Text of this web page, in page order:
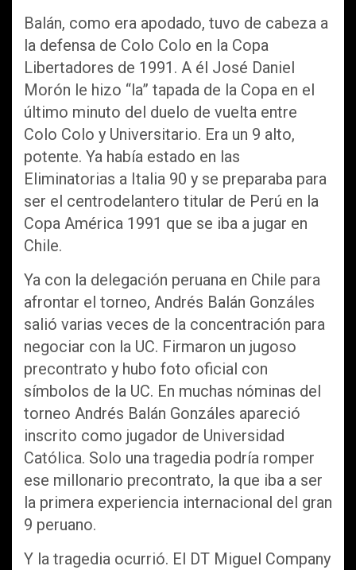
Balán, como era apodado, tuvo de cabeza a
la defensa de Colo Colo en la Copa
Libertadores de 1991. A él José Daniel
Morón le hizo “la” tapada de la Copa en el
último minuto del duelo de vuelta entre
Colo Colo y Universitario. Era un 9 alto,
potente. Ya había estado en las
Eliminatorias a Italia 90 y se preparaba para
ser el centrodelantero titular de Perú en la
Copa América 1991 que se iba a jugar en
Chile.
Ya con la delegación peruana en Chile para
afrontar el torneo, Andrés Balán Gonzáles
salió varias veces de la concentración para
negociar con la UC. Firmaron un jugoso
precontrato y hubo foto oficial con
símbolos de la UC. En muchas nóminas del
torneo Andrés Balán Gonzáles apareció
inscrito como jugador de Universidad
Católica. Solo una tragedia podría romper
ese millonario precontrato, la que iba a ser
la primera experiencia internacional del gran
9 peruano.
Y la tragedia ocurrió. El DT Miguel Company